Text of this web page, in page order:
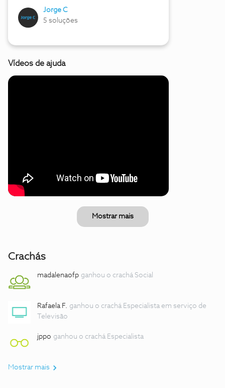
Jorge C
5 soluções
Vídeos de ajuda
Mostrar mais
Crachás
madalenaofp ganhou o crachá Social
Rafaela F. ganhou o crachá Especialista em serviço de
Televisão
jppo ganhou o crachá Especialista
Mostrar mais